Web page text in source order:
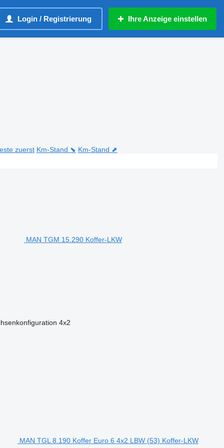
Login / Registrierung Ihre Anzeige einstellen
zuerst Km-Stand ⬊ Km-Stand ⬈
MAN TGM 15.290 Koffer-LKW
4x2
MAN TGL 8.190 Koffer Euro 6 4x2 LBW (53) Koffer-LKW